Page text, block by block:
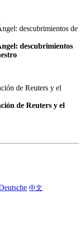
descubrimientos
de Reuters y el
中文